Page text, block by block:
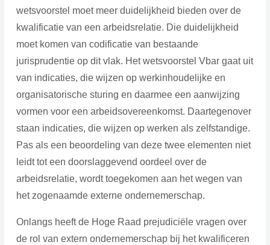
wetsvoorstel moet meer duidelijkheid bieden over de
kwalificatie van een arbeidsrelatie. Die duidelijkheid
moet komen van codificatie van bestaande
jurisprudentie op dit vlak. Het wetsvoorstel Vbar gaat uit
van indicaties, die wijzen op werkinhoudelijke en
organisatorische sturing en daarmee een aanwijzing
vormen voor een arbeidsovereenkomst. Daartegenover
staan indicaties, die wijzen op werken als zelfstandige.
Pas als een beoordeling van deze twee elementen niet
leidt tot een doorslaggevend oordeel over de
arbeidsrelatie, wordt toegekomen aan het wegen van
het zogenaamde externe ondernemerschap.
Onlangs heeft de Hoge Raad prejudiciële vragen over
de rol van extern ondernemerschap bij het kwalificeren